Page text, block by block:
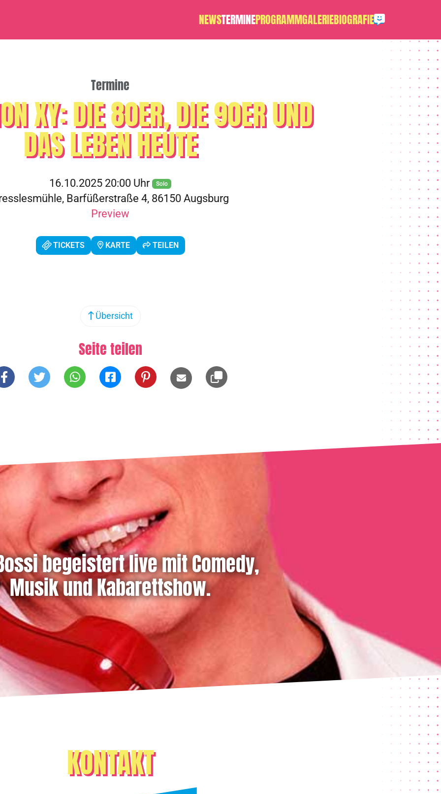
NEWSTERMINEPROGRAMMGALERIEBIOGRAFIE
Termine
XY: DIE 80ER, DIE 90ER UND
DAS LEBEN HEUTE
16.10.2025 20:00 Uhr Solo
Barfüßerstraße 4, 86150 Augsburg
Preview
TICKETS KARTE TEILEN
Übersicht
Seite teilen
begeistert live mit Comedy,
Musik und Kabarettshow.
KONTAKT